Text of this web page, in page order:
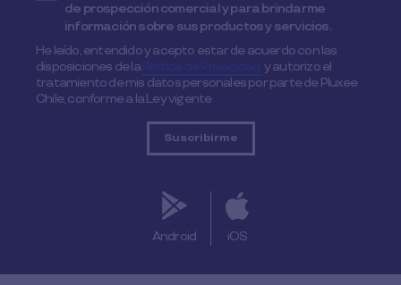
de prospección comercial y para brindarme
información sobre sus productos y servicios.
He leído, entendido y acepto estar de acuerdo con las
disposiciones de laPolítica de Privacidad,y autorizo el
tratamiento de mis datos personales por parte de Pluxee
Chile, conforme a la Ley vigente
Android iOS